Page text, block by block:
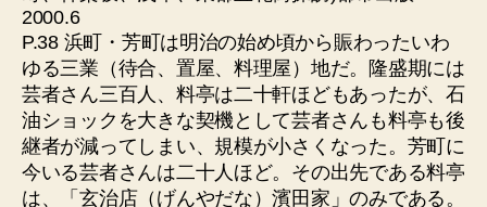
2000.6
P.38 浜町・芳町は明治の始め頃から賑わったいわ
ゆる三業（待合、置屋、料理屋）地だ。隆盛期には
芸者さん三百人、料亭は二十軒ほどもあったが、石
油ショックを大きな契機として芸者さんも料亭も後
継者が減ってしまい、規模が小さくなった。芳町に
今いる芸者さんは二十人ほど。その出先である料亭
は、「玄治店（げんやだな）濱田家」のみである。